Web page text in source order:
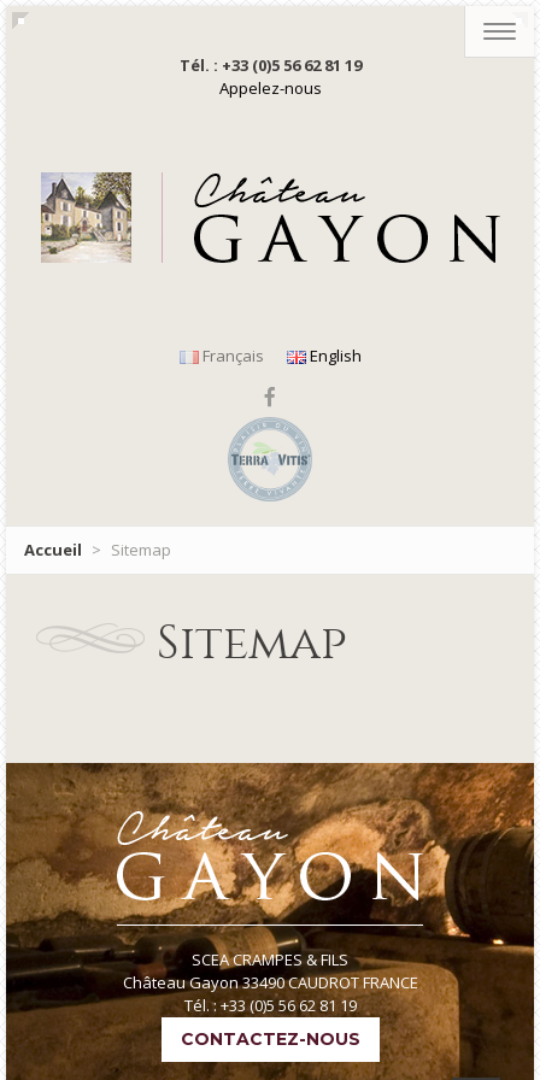
Tél. : +33 (0)5 56 62 81 19
Appelez-nous
Français English
Accueil > Sitemap
Sitemap
SCEA CRAMPES & FILS
Château Gayon 33490 CAUDROT FRANCE
Tél. : +33 (0)5 56 62 81 19
CONTACTEZ-NOUS